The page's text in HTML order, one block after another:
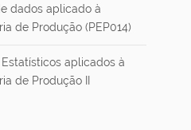
dados aplicado à
de Produção (PEP014)
aplicados à
de Produção II